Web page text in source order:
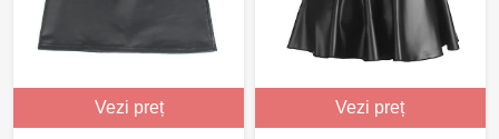
Vezi preț Vezi preț